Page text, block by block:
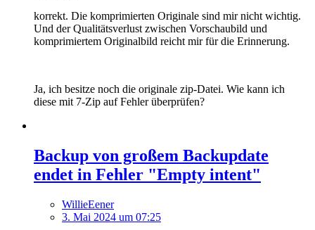
korrekt. Die komprimierten Originale sind mir nicht wichtig.
Und der Qualitätsverlust zwischen Vorschaubild und
komprimiertem Originalbild reicht mir für die Erinnerung.
Ja, ich besitze noch die originale zip-Datei. Wie kann ich
diese mit 7-Zip auf Fehler überprüfen?
Backup von großem Backupdate
endet in Fehler "Empty intent"
WillieEener
3. Mai 2024 um 07:25